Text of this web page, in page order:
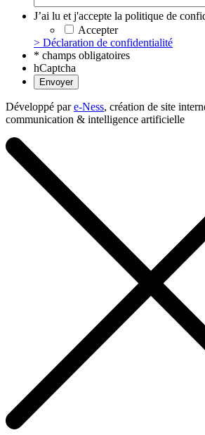
J’ai lu et j'accepte la politique de
Accepter
> Déclaration de confidentialité
* champs obligatoires
hCaptcha
Développé pare-Ness, création de site
communication & intelligence artificielle